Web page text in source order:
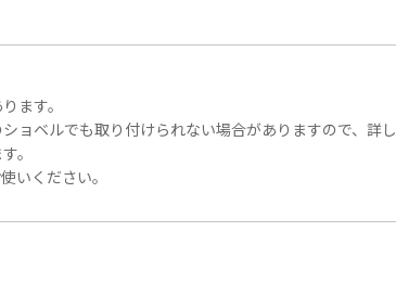
ます。
ョベルでも取り付けられない場合がありますので、詳
。
いください。